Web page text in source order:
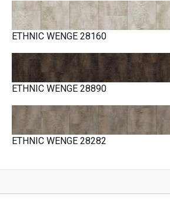
ETHNIC WENGE 28160
ETHNIC WENGE 28890
ETHNIC WENGE 28282